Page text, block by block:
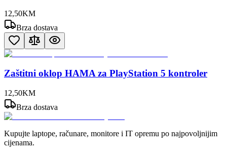
12,50KM
Brza dostava
Zaštitni oklop HAMA za PlayStation 5 kontroler
12,50KM
Brza dostava
Kupujte laptope, računare, monitore i IT opremu po najpovoljnijim
cijenama.